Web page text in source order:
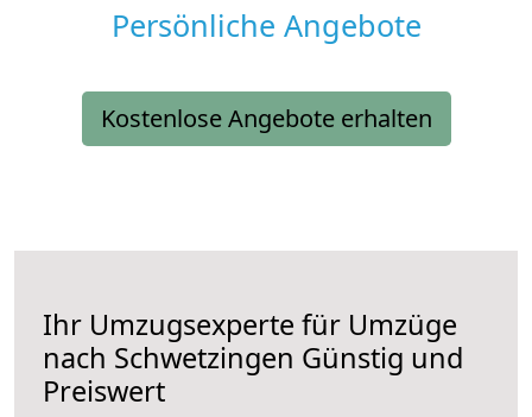
Persönliche Angebote
Kostenlose Angebote erhalten
Ihr Umzugsexperte für Umzüge
nach Schwetzingen Günstig und
Preiswert